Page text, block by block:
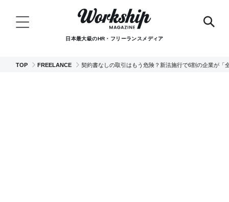
日本最大級のHR・フリーランスメディア
TOP FREELANCE 契約書なしの取引はもう危険？新法施行で6割の企業が